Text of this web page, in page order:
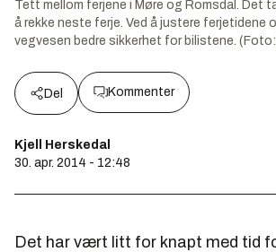
Tett mellom ferjene i Møre og Romsdal. Det
å rekke neste ferje. Ved å justere ferjetidene
vegvesen bedre sikkerhet for bilistene. (Foto:
Del Kommenter
Kjell Herskedal
30. apr. 2014 - 12:48
Det har vært litt for knapt med tid